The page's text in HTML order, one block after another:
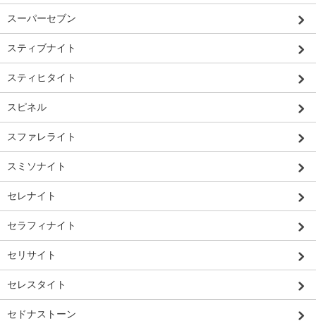
スーパーセブン
スティブナイト
スティヒタイト
スピネル
スファレライト
スミソナイト
セレナイト
セラフィナイト
セリサイト
セレスタイト
セドナストーン